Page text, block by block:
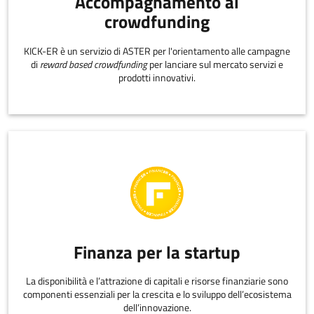
crowdfunding
KICK-ER è un servizio di ASTER per l'orientamento alle campagne
di reward based crowdfundingper lanciare sul mercato servizi e
prodotti innovativi.
Finanza per la startup
La disponibilità e l’attrazione di capitali e risorse finanziarie sono
componenti essenziali per la crescita e lo sviluppo dell’ecosistema
dell’innovazione.